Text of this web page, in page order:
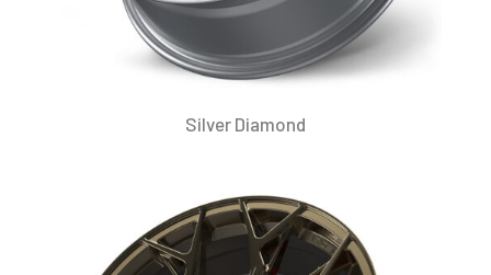
Silver Diamond